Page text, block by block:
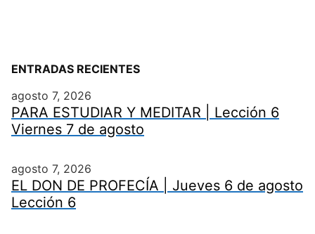
ENTRADAS RECIENTES
agosto 7, 2026
PARA ESTUDIAR Y MEDITAR | Lección 6
Viernes 7 de agosto
agosto 7, 2026
EL DON DE PROFECÍA | Jueves 6 de agosto
Lección 6